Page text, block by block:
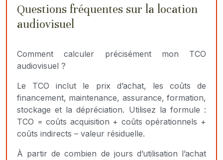
Questions fréquentes sur la location
audiovisuel
Comment calculer précisément mon TCO
audiovisuel ?
Le TCO inclut le prix d’achat, les coûts de
financement, maintenance, assurance, formation,
stockage et la dépréciation. Utilisez la formule :
TCO = coûts acquisition + coûts opérationnels +
coûts indirects – valeur résiduelle.
À partir de combien de jours d’utilisation l’achat